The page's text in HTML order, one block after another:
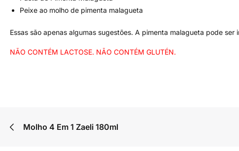
Peixe ao molho de pimenta malagueta
Essas são apenas algumas sugestões. A pimenta malagueta pode
NÃO CONTÉM LACTOSE. NÃO CONTÉM GLUTÉN.
Molho 4 Em 1 Zaeli 180ml